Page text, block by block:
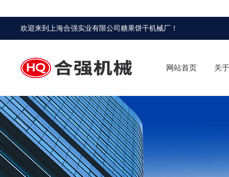
欢迎来到 上海合强实业有限公司糖果饼干机械厂 ！
网站首页 关